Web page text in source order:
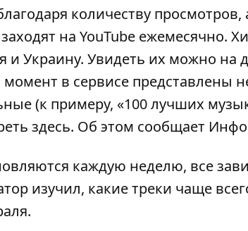
количеству
на YouTube ежемесячно.
и Украину. Увидеть их можно на
в сервисе представлены
(к примеру, «100 лучших
здесь. Об этом сообщает
каждую неделю, все
изучил, какие треки чаще